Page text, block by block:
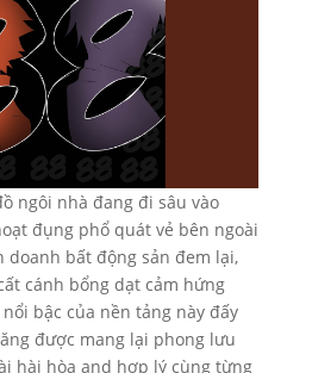
ngôi nhà đang đi sâu vào
đụng phổ quát vẻ bên ngoài
doanh bất động sản đem lại,
cánh bổng dạt cảm hứng
bậc của nền tảng này đấy
được mang lại phong lưu
hài hòa and hợp lý cùng từng